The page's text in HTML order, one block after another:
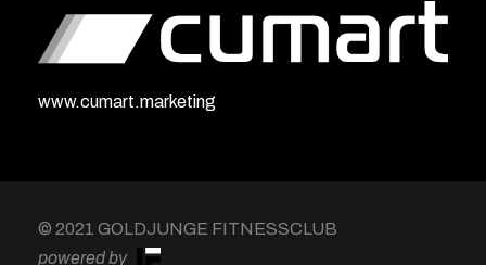
www.cumart.marketing
© 2021 GOLDJUNGE FITNESSCLUB
powered by